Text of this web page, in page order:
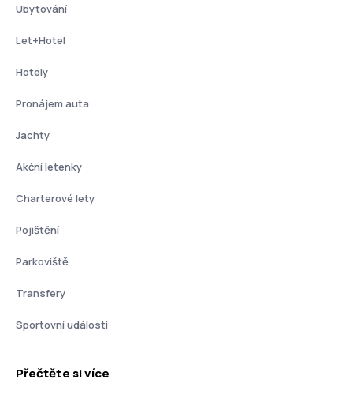
Ubytování
Let+Hotel
Hotely
Pronájem auta
Jachty
Akční letenky
Charterové lety
Pojištění
Parkoviště
Transfery
Sportovní události
Přečtěte si více